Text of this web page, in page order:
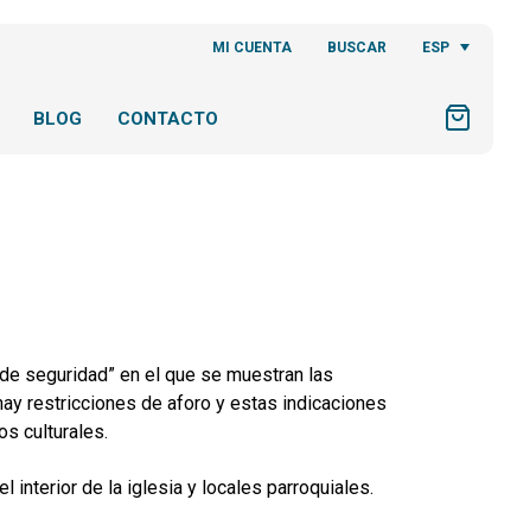
MI CUENTA BUSCAR ESP
BLOG CONTACTO
seguridad” en el que se muestran las
restricciones de aforo y estas indicaciones
culturales.
interior de la iglesia y locales parroquiales.